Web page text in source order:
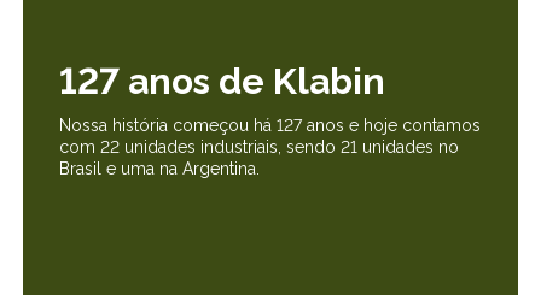
127 anos de Klabin
Nossa história começou há 127 anos e hoje contamos
com 22 unidades industriais, sendo 21 unidades no
Brasil e uma na Argentina.